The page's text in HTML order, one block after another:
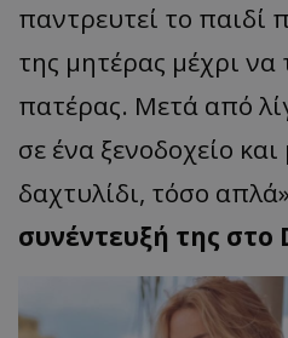
παντρευτεί το παιδί
της μητέρας μέχρι να
πατέρας. Μετά από
σε ένα ξενοδοχείο και
δαχτυλίδι, τόσο απλά
συνέντευξή της στο